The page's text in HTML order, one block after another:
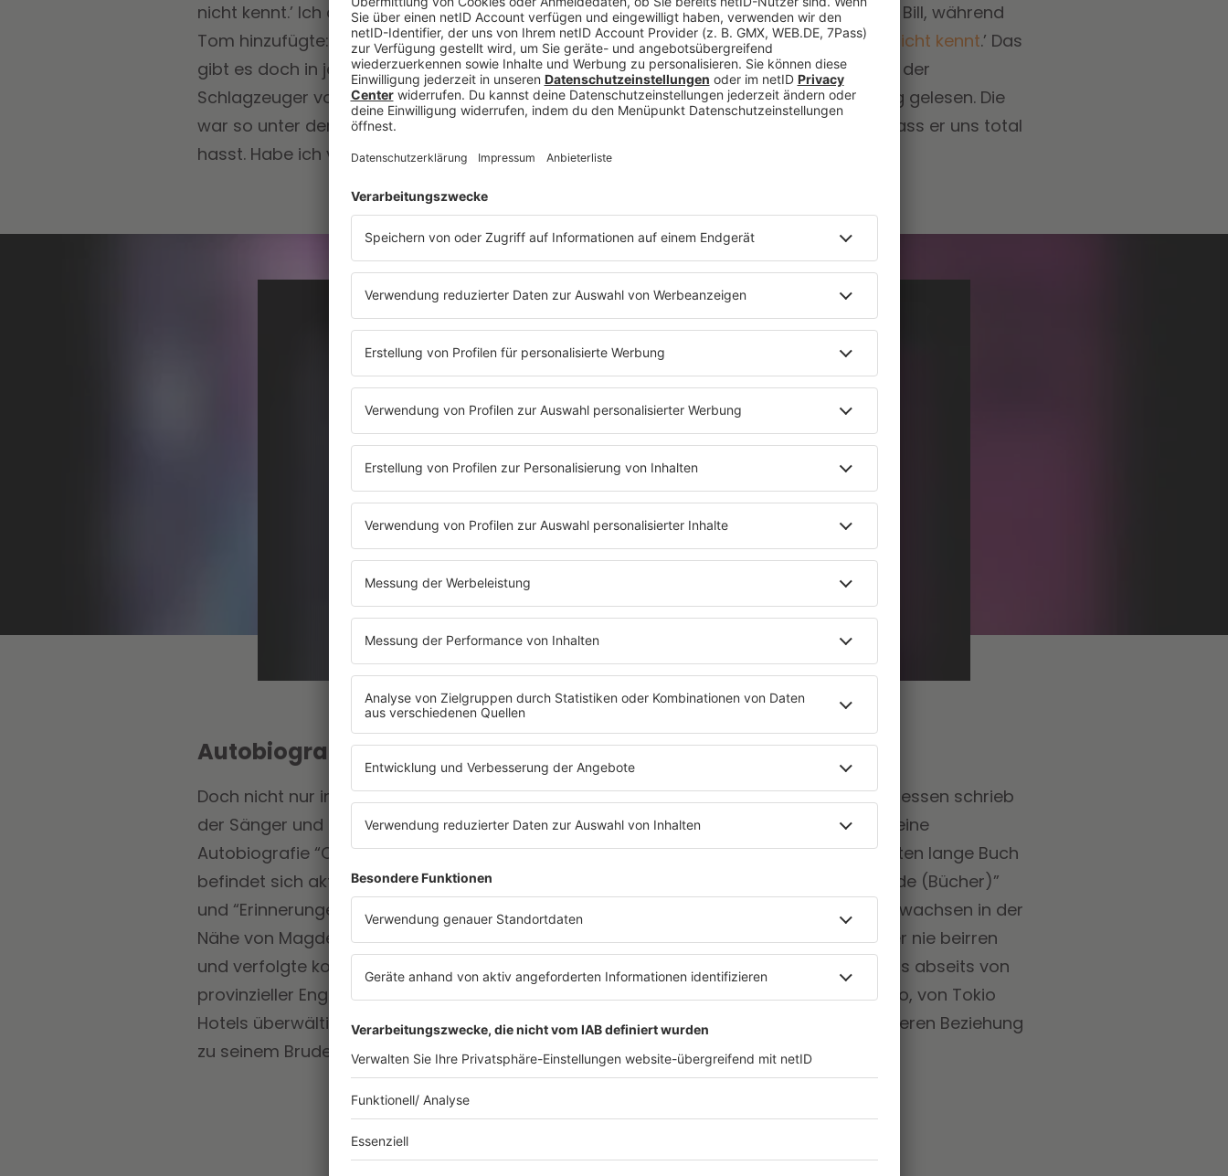
nicht kennt.’ Ich dachte mir nur, ich hab's schon beim ersten Mal verstanden”, gestand Bill, während
Tom hinzufügte: “Dieser Spruch auch immer: ‘Die anderen beiden, deren Namen man nicht kennt.’ Das
gibt es doch in jeder Band: Weißt du auf Anhieb, wie alle von Rammstein heißen? Oder der
Schlagzeuger von AC/DC? […] Ich habe gerade eine Rezension zu unserem neuen Song gelesen. Die
war so unter der Gürtellinie, da habe ich gedacht, da muss irgendwas passiert sein, dass er uns total
hasst. Habe ich vielleicht von dem mal die Tochter gevögelt?!”
Autobiografie erscheint
Doch nicht nur in Interviews lässt sich Bill Kaulitz den Mund nicht mehr verbieten. Stattdessen schrieb
der Sänger und Songwriter einige Kapitel nieder und wird bereits am 01. Februar 2021 seine
Autobiografie “Career Suicide: Meine ersten dreißig Jahre” veröffentlichen.Das 384 Seiten lange Buch
befindet sich aktuell auf Platz eins der Amazon Rankings “Biografien von Asiaten”, “Mode (Bücher)”
und “Erinnerungen (Bücher)” und
wurde auf der Website wie folgt beschrieben
: “Aufgewachsen in der
Nähe von Magdeburg, war Bill Anfeindungen und Unverständnis gewohnt, ließ sich aber nie beirren
und verfolgte konsequent seine künstlerischen Visionen und seinen Traum eines Lebens abseits von
provinzieller Enge. Zum ersten Mal erzählt er hier offen von seiner Kindheit im Nirgendwo, von Tokio
Hotels überwältigendem Erfolg, aber auch von Eskapaden, Einsamkeit und der besonderen Beziehung
zu seinem Bruder Tom.”